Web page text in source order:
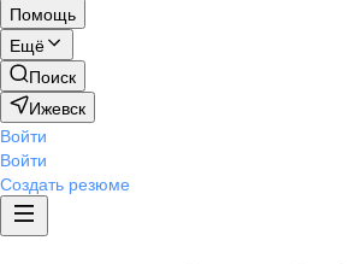
Помощь
Ещё
Поиск
Ижевск
Войти
Войти
Создать резюме